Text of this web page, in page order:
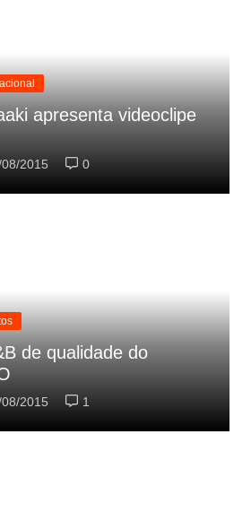
apresenta videoclipe
08/2015 0
de qualidade do
08/2015 1